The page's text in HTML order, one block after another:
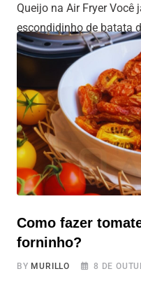
Queijo na Air Fryer Você
escondidinho de batata
prestes a descobrir uma
Este prato é uma
tradicional, perfeito para
qualquer pessoa que
Como fazer
forninho?
BYMURILLO 8 DE